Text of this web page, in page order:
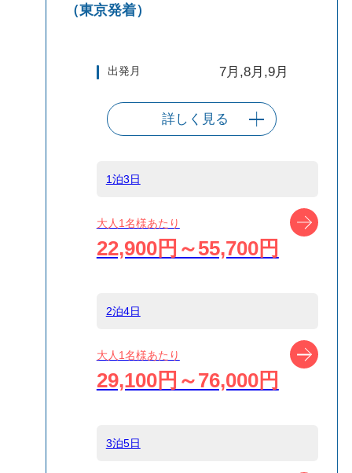
（東京発着）
出発月 7月,8月,9月
出発港
東京（竹芝客船
往路大型客船/復
路高速ジェット
船
島
宿泊名
ゲストハウス
IKETA
食事条件
詳しく見る
1泊3日
大人1名様あたり
22,900円～55,700円
2泊4日
大人1名様あたり
29,100円～76,000円
3泊5日